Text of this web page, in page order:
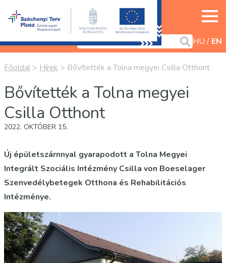
HU EN
Főoldal > Hírek > Bővítették a Tolna megyei Csilla Otthont
Bővítették a Tolna megyei
Csilla Otthont
2022. OKTÓBER 15.
Új épületszárnnyal gyarapodott a Tolna Megyei
Integrált Szociális Intézmény Csilla von Boeselager
Szenvedélybetegek Otthona és Rehabilitációs
Intézménye.